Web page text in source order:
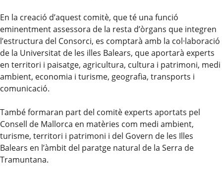
En la creació d’aquest comitè, que té una funció
eminentment assessora de la resta d’òrgans que integren
l’estructura del Consorci, es comptarà amb la col·laboració
de la Universitat de les illes Balears, que aportarà experts
en territori i paisatge, agricultura, cultura i patrimoni, medi
ambient, economia i turisme, geografia, transports i
comunicació.
També formaran part del comitè experts aportats pel
Consell de Mallorca en matèries com medi ambient,
turisme, territori i patrimoni i del Govern de les Illes
Balears en l’àmbit del paratge natural de la Serra de
Tramuntana.